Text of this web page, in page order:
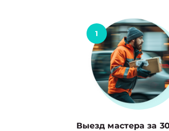
1
Выезд мастера за